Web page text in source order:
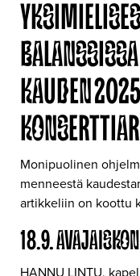
KAUDEN
Monipuolinen
menneestä
artikkeliin on koottu
18.9.
HANNU LINTU,